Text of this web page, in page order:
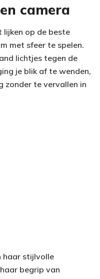
camera
op de beste
met sfeer te spelen.
lichtjes tegen de
je blik af te wenden,
zonder te vervallen in
haar stijlvolle
begrip van